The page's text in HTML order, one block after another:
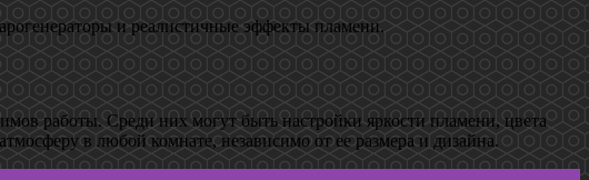
и реалистичные эффекты пламени.
работы. Среди них могут быть настройки яркости пламени, цвета
в любой комнате, независимо от ее размера и дизайна.